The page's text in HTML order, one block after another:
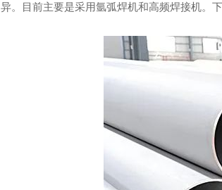
异。目前主要是采用氩弧焊机和高频焊接机。